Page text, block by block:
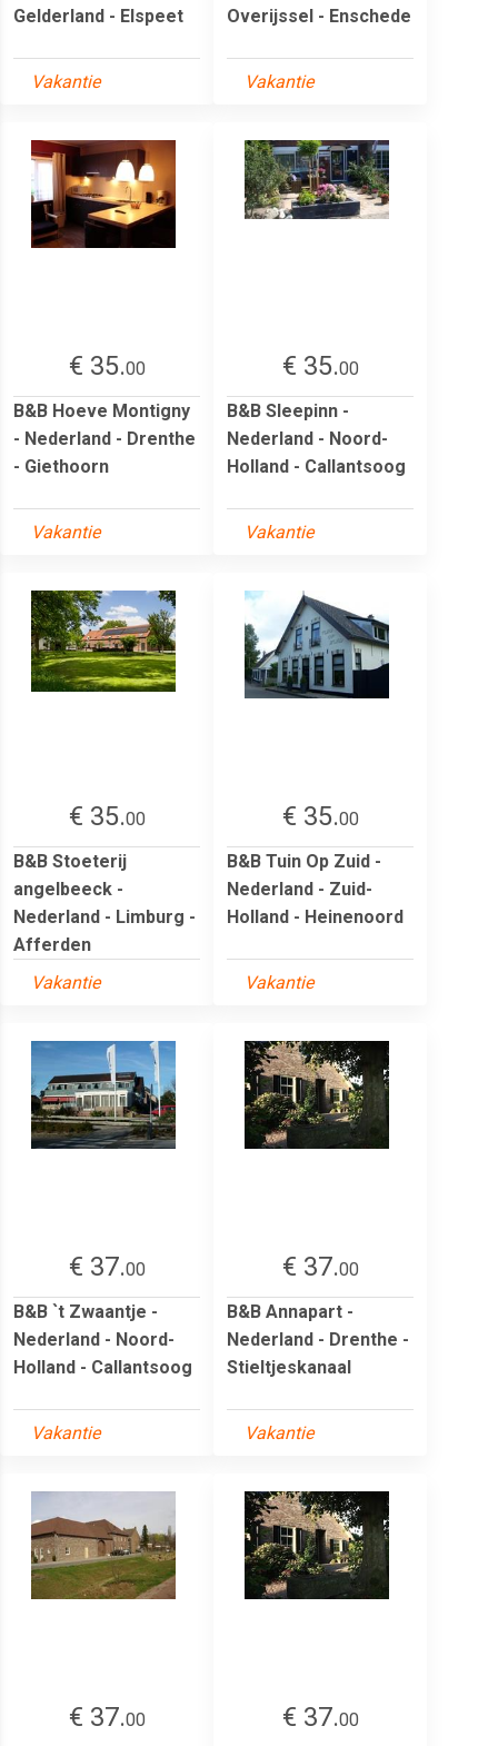
Gelderland - Elspeet
Vakantie
Overijssel - Enschede
Vakantie
€ 35.00
B&B Hoeve Montigny
- Nederland - Drenthe
- Giethoorn
Vakantie
€ 35.00
B&B Sleepinn -
Nederland - Noord-
Holland - Callantsoog
Vakantie
€ 35.00
B&B Stoeterij
angelbeeck -
Nederland - Limburg -
Afferden
Vakantie
€ 35.00
B&B Tuin Op Zuid -
Nederland - Zuid-
Holland - Heinenoord
Vakantie
€ 37.00
B&B `t Zwaantje -
Nederland - Noord-
Holland - Callantsoog
Vakantie
€ 37.00
B&B Annapart -
Nederland - Drenthe -
Stieltjeskanaal
Vakantie
€ 37.00 € 37.00